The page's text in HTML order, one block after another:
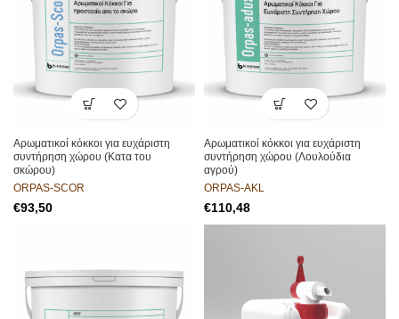
Αρωματικοί κόκκοι για ευχάριστη
συντήρηση χώρου (Κατα του
σκώρου)
ORPAS-SCOR
€
Αρωματικοί κόκκοι για ευχάριστη
συντήρηση χώρου (Λουλούδια
αγρού)
ORPAS-AKL
€